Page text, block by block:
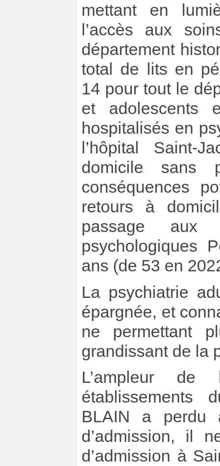
mettant en
l’accès aux
département
total de lits en
14 pour tout le
et adolescents
hospitalisés en
l’hôpital Saint-
domicile sans
conséquences
retours à
passage aux
psychologiques
ans (de 53 en
La psychiatrie
épargnée, et
ne permettant
grandissant de la
L’ampleur
établissements
BLAIN a perdu
d’admission, il
d’admission à